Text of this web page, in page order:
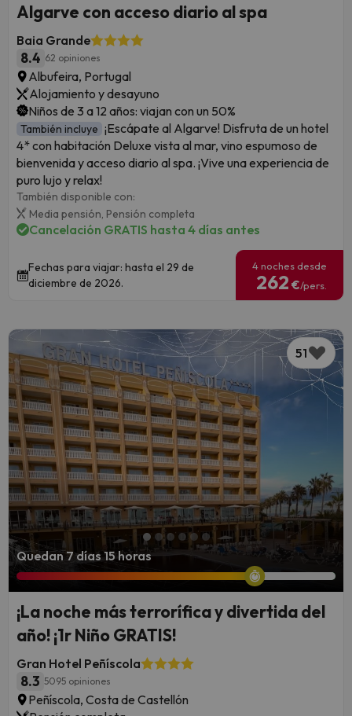
Algarve con acceso diario al spa
Baia Grande
8.4 62 opiniones
Albufeira, Portugal
Alojamiento y desayuno
Niños de 3 a 12 años: viajan con un 50%
También incluye ¡Escápate al Algarve! Disfruta de un hotel
4* con habitación Deluxe vista al mar, vino espumoso de
bienvenida y acceso diario al spa. ¡Vive una experiencia de
puro lujo y relax!
También disponible con:
Media pensión, Pensión completa
Cancelación GRATIS hasta 4 días antes
Fechas para viajar: hasta el 29 de
diciembre de 2026.
4 noches desde
262 €/pers.
51
Quedan 7 días 15 horas
¡La noche más terrorífica y divertida del
año! ¡1r Niño GRATIS!
Gran Hotel Peñíscola
8.3 5095 opiniones
Peñíscola, Costa de Castellón